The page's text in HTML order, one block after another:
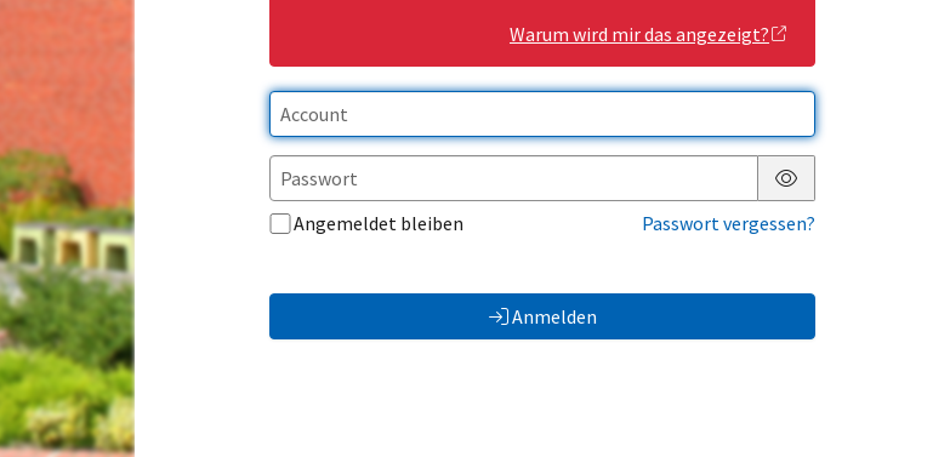
Warum wird mir das angezeigt?
Passwort anzeigen
Angemeldet bleiben
Passwort vergessen?
Anmelden